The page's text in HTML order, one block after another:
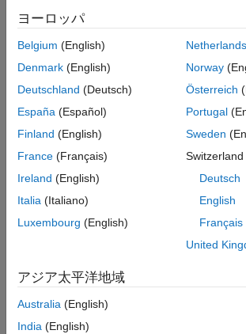
乱数の最小二乗行列の生成
モデルを開く
モデル ワークスペースの変数の設定
モデルのシミュレーション
出力データからの解の構成
出力の精度の検証
対角ローディング メソッド
Complex Partial-Systolic Matrix Solve
ブロックで正則化パラメーターを非ゼロの
ックは次の最小二乗解を計算します。
ここで、 は n 行 n 列の単位行列、
はサ
ロの配列です。
ターと呼ばれます。この方程式の最小二乗
は一般に次のように記載されています。こ
す。
ヨーロッパ
Belgium (English)
Denmark (English)
Deutschland (Deutsch)
España (Español)
Finland (English)
France (Français)
Ireland (English)
Italia (Italiano)
Luxembourg (English)
Netherlands
Norway
Österreich
Portugal
Sweden
Switzerland
Deutsch
English
Français
United
アジア太平洋地域
Australia (English)
India (English)